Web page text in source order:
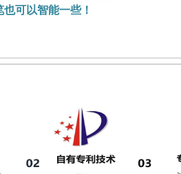
可以智能一些！